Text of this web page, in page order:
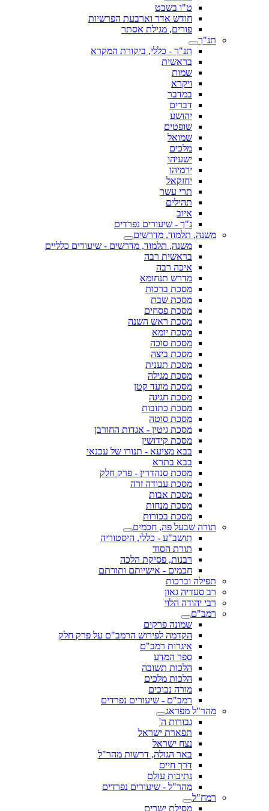
ט"ו בשבט
חודש אדר וארבעת הפרשיות
פורים, מגילת אסתר
תנ"ך
תנ"ך - כללי, ביקורת המקרא
בראשית
שמות
ויקרא
במדבר
דברים
יהושע
שופטים
שמואל
מלכים
ישעיהו
ירמיהו
יחזקאל
תרי עשר
תהילים
איוב
נ"ך - שיעורים נפרדים
משנה, תלמוד, מדרשים
משנה, תלמוד, מדרשים - שיעורים כלליים
בראשית רבה
איכה רבה
מדרש תנחומא
מסכת ברכות
מסכת שבת
מסכת פסחים
מסכת ראש השנה
מסכת יומא
מסכת סוכה
מסכת ביצה
מסכת תענית
מסכת מגילה
מסכת מועד קטן
מסכת חגיגה
מסכת כתובות
מסכת סוטה
מסכת גיטין - אגדות החורבן
מסכת קידושין
בבא מציעא - תנורו של עכנאי
בבא בתרא
מסכת סנהדרין - פרק חלק
מסכת עבודה זרה
מסכת אבות
מסכת מנחות
מסכת בכורות
תורה שבעל פה, חכמים
תושב"ע - כללי, היסטוריה
תורת הסוד
רבנות, פסיקת הלכה
חכמים - אישיותם ותורתם
תפילה וברכות
רב סעדיה גאון
רבי יהודה הלוי
רמב"ם
שמונה פרקים
הקדמה לפירוש הרמב"ם על פרק חלק
איגרות רמב"ם
ספר המדע
הלכות תשובה
הלכות מלכים
מורה נבוכים
רמב"ם - שיעורים נפרדים
מהר"ל מפראג
גבורות ה'
תפארת ישראל
נצח ישראל
באר הגולה, דרשות מהר"ל
דרך חיים
נתיבות עולם
מהר"ל - שיעורים נפרדים
רמח"ל
מסילת ישרים